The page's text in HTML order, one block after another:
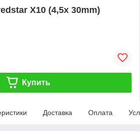
X10 (4,5x 30mm)
Купить
Доставка Оплата